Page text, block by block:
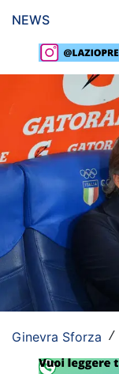
Rassegna
Social
Calcio
Serie A
Champions
Europa
Altri Sport
Formula 1
Vela
NEWS
Ginevra Sforza /